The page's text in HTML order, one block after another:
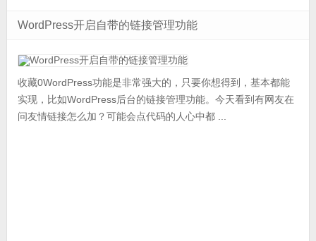
WordPress开启自带的链接管理功能
收藏0WordPress功能是非常强大的，只要你想得到，基本都能
实现，比如WordPress后台的链接管理功能。今天看到有网友在
问友情链接怎么加？可能会点代码的人心中都 ...